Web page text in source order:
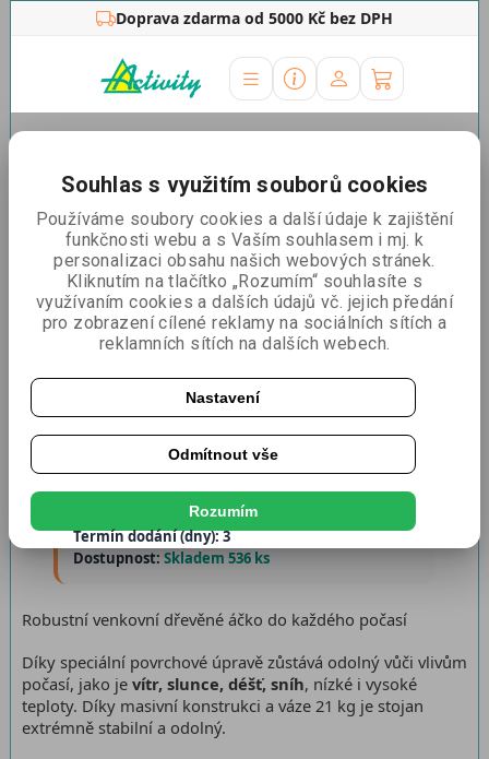
Doprava zdarma od 5000 Kč bez DPH
Dřevěné křídové áčko Maxi
outdoor
5907451669747
Termín dodání (dny): 3
Dostupnost: Skladem 536 ks
Robustní venkovní dřevěné áčko do každého počasí
Díky speciální povrchové úpravě zůstává odolný vůči vlivům
počasí, jako je vítr, slunce, déšť, sníh, nízké i vysoké
teploty. Díky masivní konstrukci a váze 21 kg je stojan
extrémně stabilní a odolný.
Souhlas s využitím souborů cookies
Používáme soubory cookies a další údaje k zajištění
funkčnosti webu a s Vaším souhlasem i mj. k
personalizaci obsahu našich webových stránek.
Kliknutím na tlačítko „Rozumím“ souhlasíte s
využívaním cookies a dalších údajů vč. jejich předání
pro zobrazení cílené reklamy na sociálních sítích a
reklamních sítích na dalších webech.
Nastavení
Odmítnout vše
Rozumím